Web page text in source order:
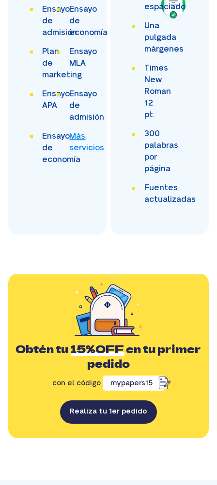
Ensayo
de
admisión
Ensayo
de
economía
Plan
de
marketing
Ensayo
MLA
Ensayo
APA
Ensayo
de
admisión
Ensayo
de
economía
Más
servicios
espaciado
Una
pulgada
márgenes
Times
New
Roman
12
pt.
300
palabras
por
página
Fuentes
actualizadas
Obtén tu15%OFFen tu primer
pedido
con el código mypapers15
Realiza tu 1er pedido